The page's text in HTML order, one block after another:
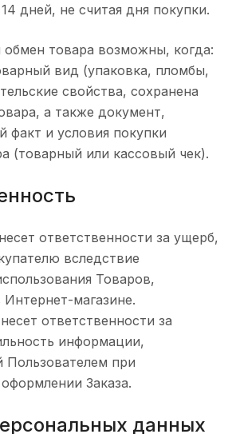
дней, не считая дня покупки.
обмен товара возможны, когда:
вид (упаковка, пломбы,
свойства, сохранена
а также документ,
и условия покупки
(товарный или кассовый чек).
ответственности за ущерб,
вследствие
Товаров,
магазине.
ответственности за
информации,
Пользователем при
Заказа.
данных